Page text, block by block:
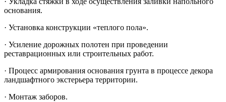
основания.
· Установка конструкции «теплого пола».
· Усиление дорожных полотен при проведении
реставрационных или строительных работ.
· Процесс армирования основания грунта в процессе декора
ландшафтного экстерьера территории.
· Монтаж заборов.